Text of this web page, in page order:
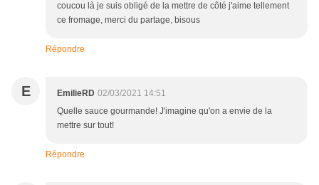
coucou là je suis obligé de la mettre de côté j'aime tellement
ce fromage, merci du partage, bisous
Répondre
E EmilieRD 02/03/2021 14:51
Quelle sauce gourmande! J'imagine qu'on a envie de la
mettre sur tout!
Répondre